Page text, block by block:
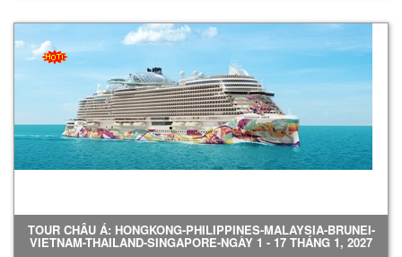
TOUR CHÂU Á: HONGKONG-PHILIPPINES-MALAYSIA-BRUNEI-
VIETNAM-THAILAND-SINGAPORE-NGÀY 1 - 17 THÁNG 1, 2027